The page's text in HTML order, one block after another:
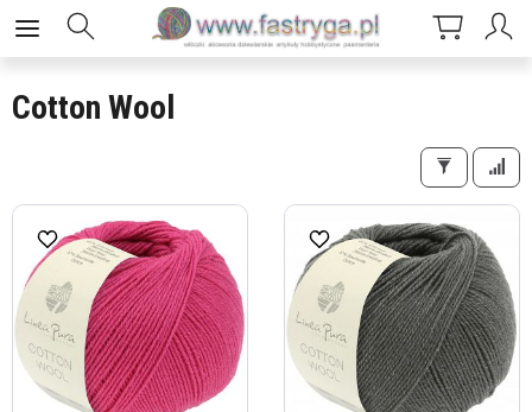
Cotton Wool